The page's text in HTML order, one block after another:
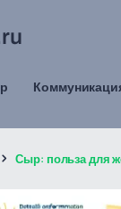
Сыр: польза для